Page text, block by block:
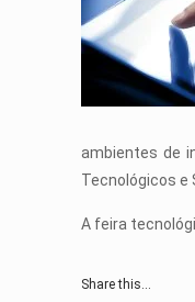
ambientes de
Tecnológicos e
A feira
Share this...